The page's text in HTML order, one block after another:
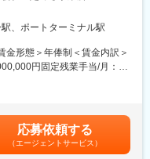
ーの発展に寄与することが
出し・推進・実施
る資料の作成・発表
ターナショナルは、神戸に
関連自動車小売サービス等
会社です。当社では海外子
行う国内子会社4社6拠点の
ニケーションを通じての事
、ポートターミナル駅
金形態＞年俸制＜賃金内訳＞
円固定残業手当/月：
年俸制※毎年5月に年俸額を
外出張日当、海外駐在手当有
、選考を通じて上下する可
応募依頼する
（エージェントサービス）